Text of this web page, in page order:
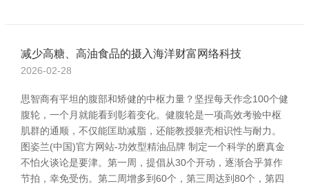
减少高糖、高油食品的摄入海洋财富网络科技
2026-02-28
思智商有平坦的腹部和矫健的中枢力量？坚捏每天作念100个健
腹轮，一个月就能看到彰着变化。健腹轮是一项高效考验中枢
肌群的通顺，不仅能匡助减脂，还能教授躯壳相识性与耐力。
图姿兰(中国)官方网站-功效型精油品牌 制定一个科学的磨真金
不怕火谈论是要津。第一周，提倡从30个开动，逐渐合乎算作
节拍，幸免受伤。第二周增多到60个，第三周达到80个，第四